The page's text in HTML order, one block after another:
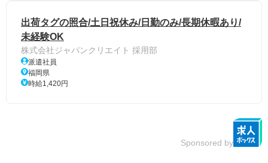
出荷タグの照合/土日祝休み/日勤のみ/長期休暇あり/
未経験OK
株式会社ジャパンクリエイト 採用部
派遣社員
福岡県
時給1,420円
Sponsored by